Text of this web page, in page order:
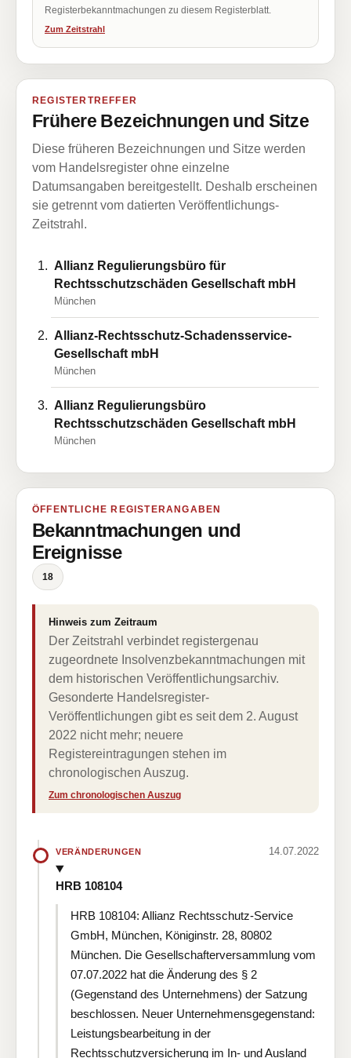
Registerbekanntmachungen zu diesem Registerblatt.
Zum Zeitstrahl
REGISTERTREFFER
Frühere Bezeichnungen und Sitze
Diese früheren Bezeichnungen und Sitze werden
vom Handelsregister ohne einzelne
Datumsangaben bereitgestellt. Deshalb erscheinen
sie getrennt vom datierten Veröffentlichungs-
Zeitstrahl.
Allianz Regulierungsbüro für
Rechtsschutzschäden Gesellschaft mbH
München
Allianz-Rechtsschutz-Schadensservice-
Gesellschaft mbH
München
Allianz Regulierungsbüro
Rechtsschutzschäden Gesellschaft mbH
München
ÖFFENTLICHE REGISTERANGABEN
Bekanntmachungen und
Ereignisse
18
Hinweis zum Zeitraum
Der Zeitstrahl verbindet registergenau
zugeordnete Insolvenzbekanntmachungen mit
dem historischen Veröffentlichungsarchiv.
Gesonderte Handelsregister-
Veröffentlichungen gibt es seit dem 2. August
2022 nicht mehr; neuere
Registereintragungen stehen im
chronologischen Auszug.
Zum chronologischen Auszug
VERÄNDERUNGEN 14.07.2022
HRB 108104
HRB 108104: Allianz Rechtsschutz-Service
GmbH, München, Königinstr. 28, 80802
München. Die Gesellschafterversammlung vom
07.07.2022 hat die Änderung des § 2
(Gegenstand des Unternehmens) der Satzung
beschlossen. Neuer Unternehmensgegenstand:
Leistungsbearbeitung in der
Rechtsschutzversicherung im In- und Ausland